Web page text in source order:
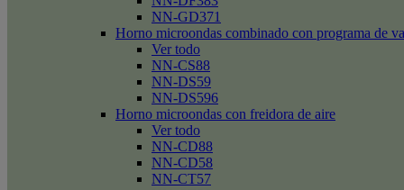
NN-GD371
Horno microondas combinado con programa de
Ver todo
NN-CS88
NN-DS59
NN-DS596
Horno microondas con freidora de aire
Ver todo
NN-CD88
NN-CD58
NN-CT57